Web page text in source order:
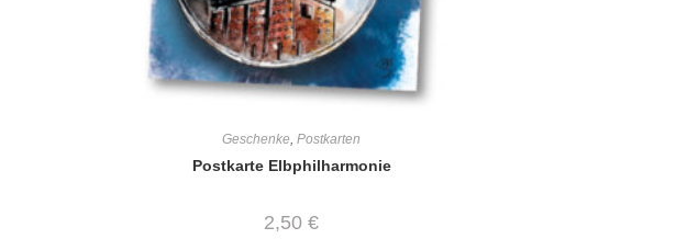
Geschenke,Postkarten
Postkarte Elbphilharmonie
2,50€